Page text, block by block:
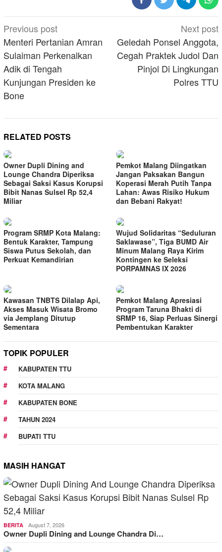
Post
navigation
Previous post
Menteri Pertanian Amran
Sulaiman Perkenalkan
Adik di Tengah
Kunjungan Presiden ke
Bone
Next post
Geledah Ponsel Anggota,
Cegah Praktek Judol Dan
Pinjol Di Lingkungan
Polres TTU
RELATED POSTS
Owner Dupli Dining and
Lounge Chandra Diperiksa
Sebagai Saksi Kasus Korupsi
Bibit Nanas Sulsel Rp 52,4
Miliar
Pemkot Malang Diingatkan
Jangan Paksakan Bangun
Koperasi Merah Putih Tanpa
Lahan: Awas Risiko Hukum
dan Bebani Rakyat!
Program SRMP Kota Malang:
Bentuk Karakter, Tampung
Siswa Putus Sekolah, dan
Perkuat Kemandirian
Wujud Solidaritas “Seduluran
Saklawase”, Tiga BUMD Air
Minum Malang Raya Kirim
Kontingen ke Seleksi
PORPAMNAS IX 2026
Kawasan TNBTS Dilalap Api,
Akses Masuk Wisata Bromo
via Jemplang Ditutup
Sementara
Pemkot Malang Apresiasi
Program Taruna Bhakti di
SRMP 16, Siap Perluas Sinergi
Pembentukan Karakter
TOPIK POPULER
KABUPATEN TTU
KOTA MALANG
KABUPATEN BONE
TAHUN 2024
BUPATI TTU
MASIH HANGAT
BERITA August 7, 2026
Owner Dupli Dining and Lounge Chandra Di…